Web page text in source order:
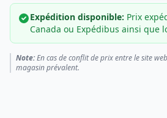
Expédition disponible: Prix
Canada ou Expédibus ainsi que
Note:En cas de conflit de prix entre le site
magasin prévalent.